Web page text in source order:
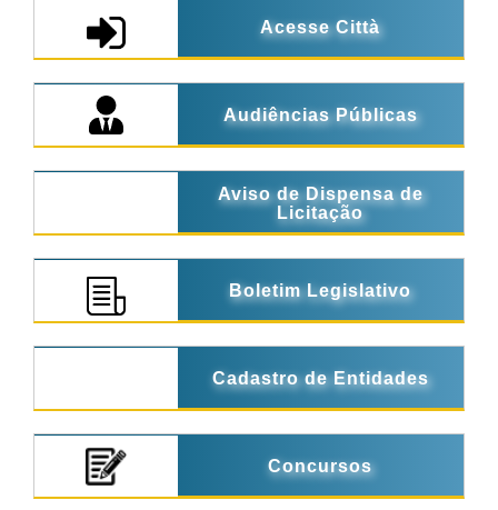
Acesse Città
Audiências Públicas
Aviso de Dispensa de
Licitação
Boletim Legislativo
Cadastro de Entidades
Concursos